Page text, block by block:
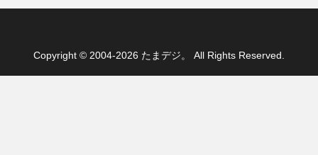
Copyright © 2004-2026 たまデジ。 All Rights Reserved.